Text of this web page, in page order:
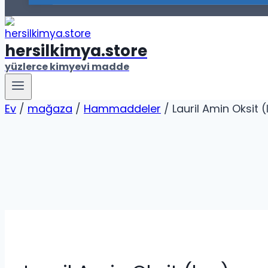
hersilkimya.store
yüzlerce kimyevi madde
Ev / mağaza / Hammaddeler / Lauril Amin Oksit